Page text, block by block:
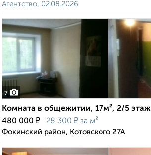
Агентство, 02.08.2026
7
Комната в общежитии, 17м², 2/5 этаж
480 000 ₽ 28 300 ₽ за м²
Фокинский район, Котовского 27А